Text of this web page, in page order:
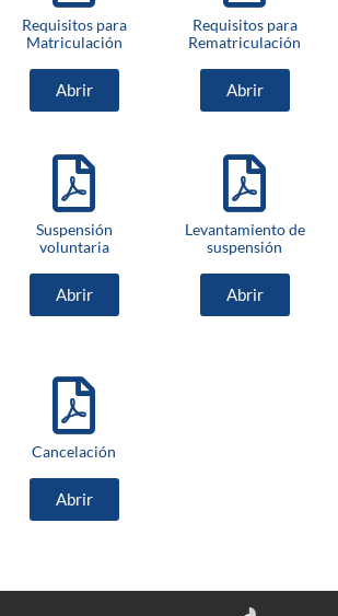
Requisitos para
Matriculación
Abrir
Requisitos para
Rematriculación
Abrir
Suspensión
voluntaria
Abrir
Levantamiento de
suspensión
Abrir
Cancelación
Abrir